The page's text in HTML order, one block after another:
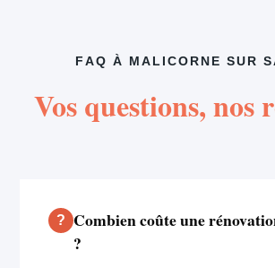
FAQ À MALICORNE SUR
Vos questions, nos
Combien coûte une
?